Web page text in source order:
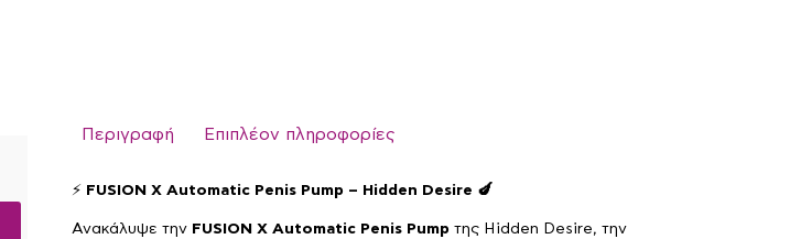
Περιγραφή Επιπλέον πληροφορίες
⚡ FUSION X Automatic Penis Pump – Hidden Desire 🍆
Ανακάλυψε την FUSION X Automatic Penis Pump της Hidden Desire, την